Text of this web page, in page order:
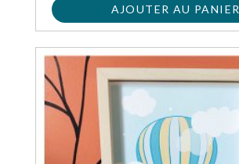
AJOUTER AU PANIER